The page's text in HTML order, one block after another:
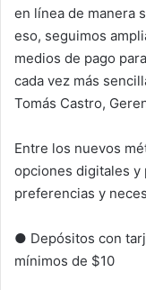
en línea de manera
eso, seguimos
medios de pago
cada vez más
Tomás Castro,
Entre los nuevos
opciones digitales y
preferencias y
● Depósitos con
mínimos de $10